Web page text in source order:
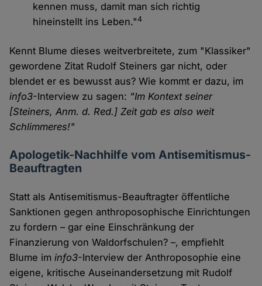
kennen muss, damit man sich richtig
hineinstellt ins Leben."4
Kennt Blume dieses weitverbreitete, zum "Klassiker"
gewordene Zitat Rudolf Steiners gar nicht, oder
blendet er es bewusst aus? Wie kommt er dazu, im
info3-Interview zu sagen: "Im Kontext seiner
[Steiners, Anm. d. Red.] Zeit gab es also weit
Schlimmeres!"
Apologetik-Nachhilfe vom Antisemitismus-
Beauftragten
Statt als Antisemitismus-Beauftragter öffentliche
Sanktionen gegen anthroposophische Einrichtungen
zu fordern – gar eine Einschränkung der
Finanzierung von Waldorfschulen? –, empfiehlt
Blume iminfo3-Interview der Anthroposophie eine
eigene, kritische Auseinandersetzung mit Rudolf